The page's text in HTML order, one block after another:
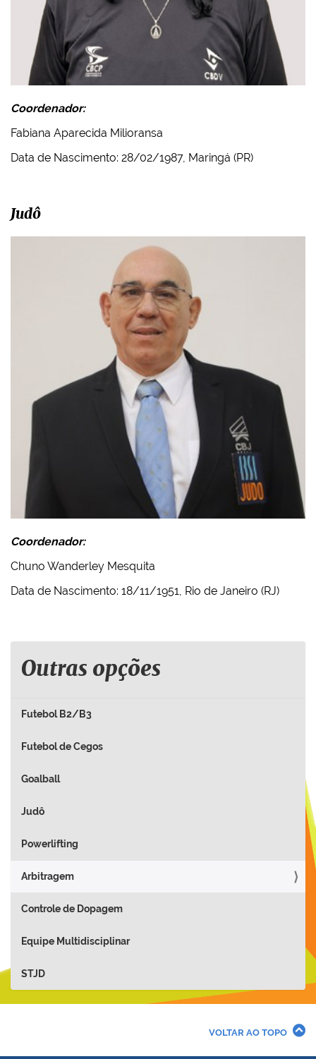
Coordenador:
Fabiana Aparecida Milioransa
Data de Nascimento: 28/02/1987, Maringá (PR)
Judô
Coordenador:
Chuno Wanderley Mesquita
Data de Nascimento: 18/11/1951, Rio de Janeiro (RJ)
Outras opções
Futebol B2/B3
Futebol de Cegos
Goalball
Judô
Powerlifting
Arbitragem
Controle de Dopagem
Equipe Multidisciplinar
STJD
VOLTAR AO TOPO